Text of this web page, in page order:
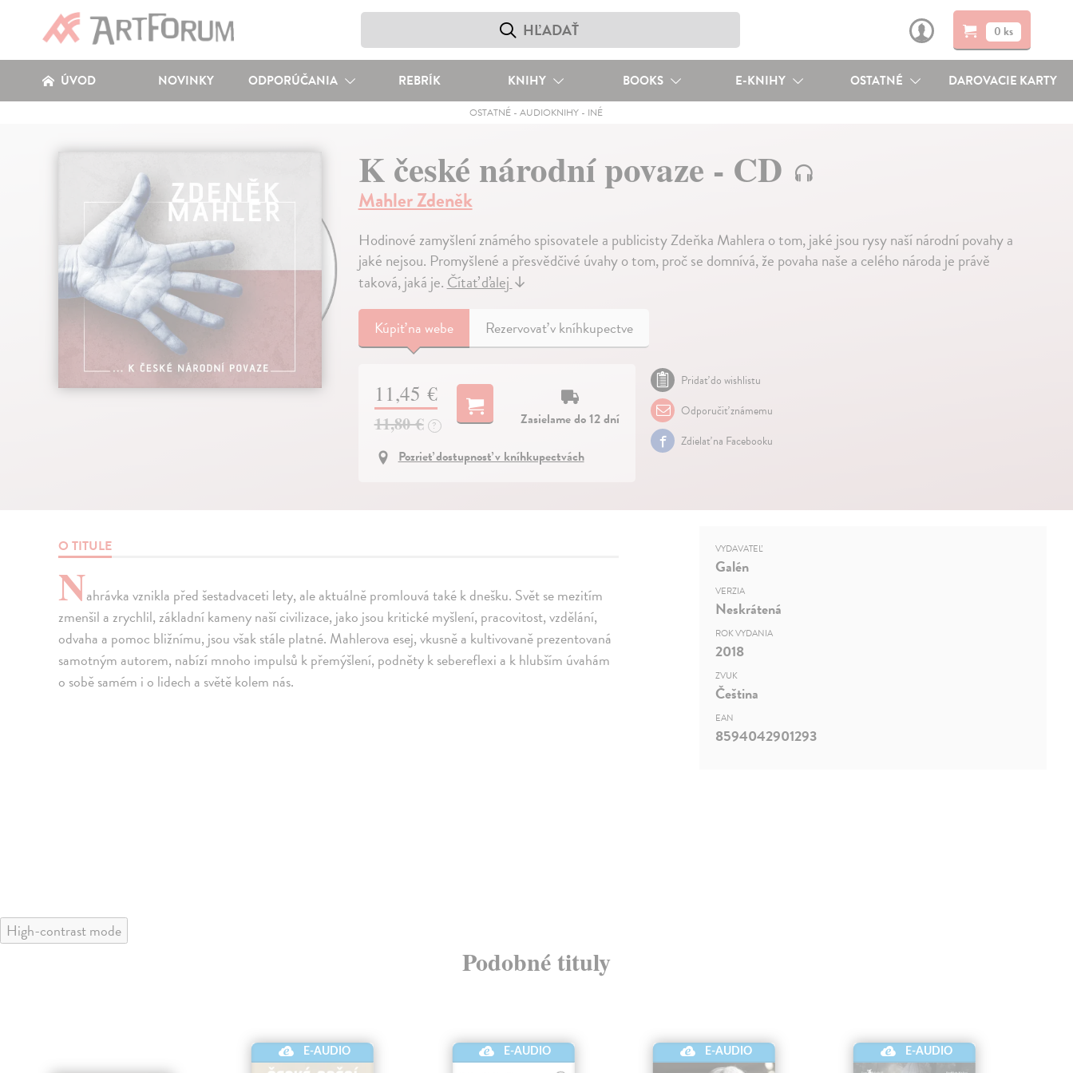
0 ks
ÚVOD NOVINKY ODPORÚČANIA REBRÍK KNIHY BOOKS E-KNIHY OSTATNÉ DAROVACIE KARTY
OSTATNÉ -AUDIOKNIHY - INÉ
K české národní povaze - CD
Mahler Zdeněk
Hodinové zamyšlení známého spisovatele a publicisty Zdeňka Mahlera o tom, jaké jsou rysy naší národní povahy a
jaké nejsou. Promyšlené a přesvědčivé úvahy o tom, proč se domnívá, že povaha naše a celého národa je právě
taková, jaká je.Čítať ďalej↓
Kúpiťna webe Rezervovať v kníhkupectve
11,45 €
11,80 € ?
Zasielame do 12 dní
Pozrieť dostupnosť v kníhkupectvách
Pridať do wishlistu
Odporučiť známemu
Zdielať na Facebooku
O TITULE
Nahrávka vznikla před šestadvaceti lety, ale aktuálně promlouvá také k dnešku. Svět se mezitím
zmenšil a zrychlil, základní kameny naší civilizace, jako jsou kritické myšlení, pracovitost, vzdělání,
odvaha a pomoc bližnímu, jsou však stále platné. Mahlerova esej, vkusně a kultivovaně prezentovaná
samotným autorem, nabízí mnoho impulsů k přemýšlení, podněty k sebereflexi a k hlubším úvahám
o sobě samém i o lidech a světě kolem nás.
VYDAVATEĽ
Galén
VERZIA
Neskrátená
ROK VYDANIA
2018
ZVUK
Čeština
EAN
8594042901293
High-contrast mode
Podobné tituly
E-AUDIO E-AUDIO E-AUDIO E-AUDIO